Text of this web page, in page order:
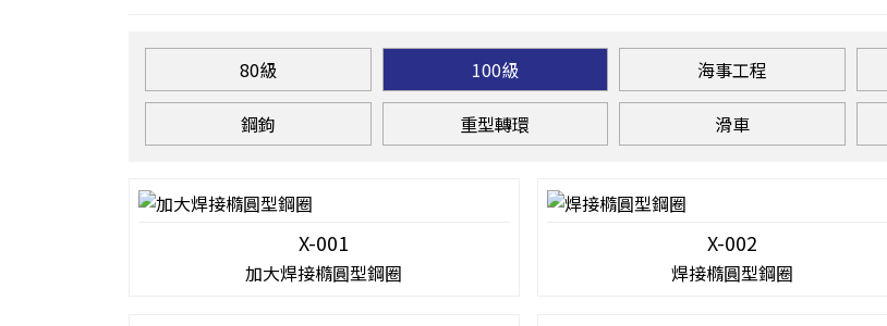
80級 100級 海事工程
鋼鉤 重型轉環 滑車
X-001
加大焊接橢圓型鋼圈
X-002
焊接橢圓型鋼圈